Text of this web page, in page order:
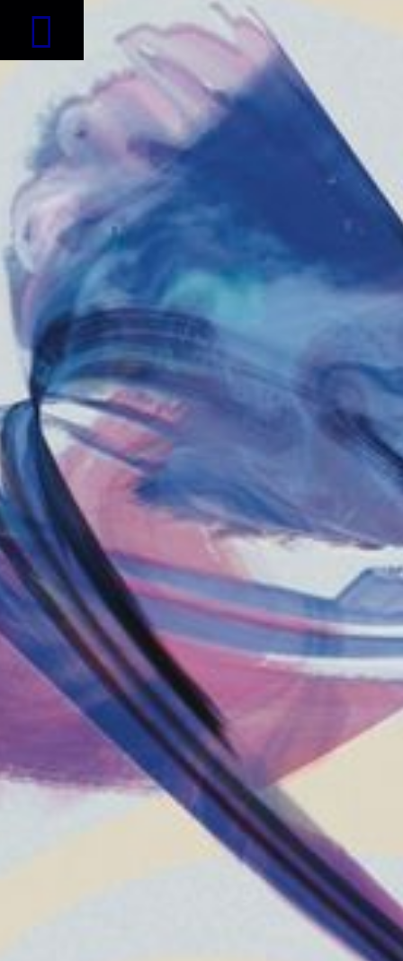

LP "Range" lokaal
te koop bij Plato
Utrecht